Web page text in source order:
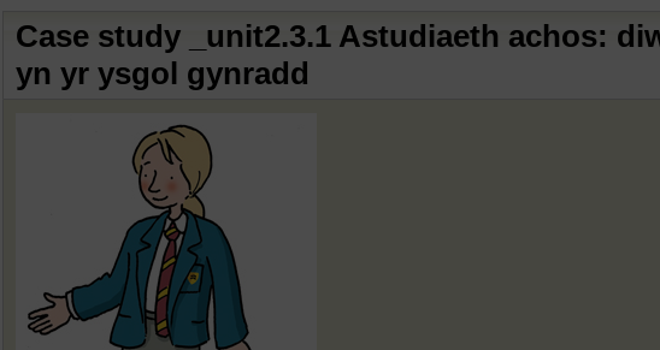
Case study _unit2.3.1 Astudiaeth achos:
yn yr ysgol gynradd